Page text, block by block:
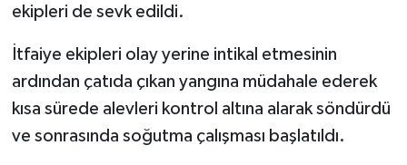
ekipleri de sevk edildi.
İtfaiye ekipleri olay yerine intikal etmesinin
ardından çatıda çıkan yangına müdahale ederek
kısa sürede alevleri kontrol altına alarak söndürdü
ve sonrasında soğutma çalışması başlatıldı.